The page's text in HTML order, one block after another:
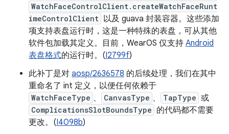
WatchFaceControlClient.createWatchFaceRunt
imeControlClient 以及 guava 封装容器。这些添加
项支持表盘运行时，这是一种特殊的表盘，可从其他
软件包加载其定义。目前，WearOS 仅支持 Android
表盘格式的运行时。(I2799f)
此补丁是对 aosp/2636578 的后续处理，我们在其中
重命名了 int 定义，以便任何依赖于
WatchFaceType 、 CanvasType 、 TapType 或
ComplicationsSlotBoundsType 的代码都不需要
更改。(I4098b)